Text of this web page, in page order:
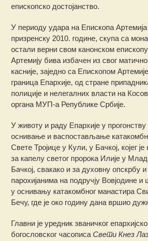
епископско достојанство.
У периоду удара на Епископа
призренску 2010. године, скупа са
остали верни свом канонском
Артемију бива избачен из свог
касније, заједно са Епископом
граница Епархије, од стране
полиције и нелегалних власти на
органа МУП-а Републике Србије.
У животу и раду Епархије у
оснивање и васпостављање
Свете Тројице у Кули, у Бачкој, којег
за капелу светог пророка Илије у
Бачкој, свакако и за духовну опскрбу
парохијанима на подручју Вовјодине
у оснивању катакомбног манастира
Бечу, где је око годину дана вршио
Главни је уредник званичког
богословског часописаСвети Кнез